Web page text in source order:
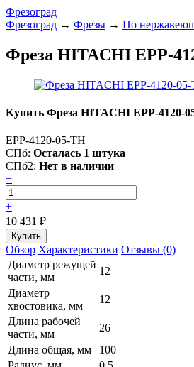
Фрезоград
Фрезоград → Фрезы → По
Фреза HITACHI EPP-
Купить Фреза HITACHI EPP-4120-
EPP-4120-05-TH
СПб: Осталась 1 штука
СПб2: Нет в наличии
−
+
10 431 ₽
Обзор Характеристики Отзывы (0)
Диаметр режущей
части, мм
12
Диаметр
хвостовика, мм
12
Длина рабочей
части, мм
26
Длина общая, мм
100